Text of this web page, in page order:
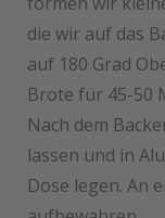
die wir auf das
auf 180 Grad
Brote für 45-50
Nach dem
lassen und in
Dose legen. An